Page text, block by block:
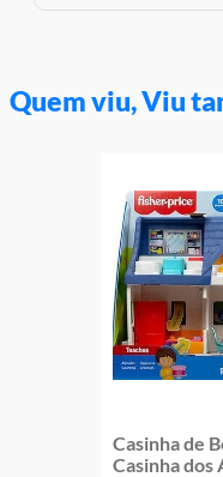
Quem viu, Viu
Casinha de
Casinha dos